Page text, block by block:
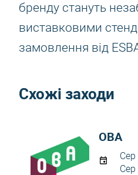
бренду стануть
виставковими
замовлення від
Схожі заходи
OBA
Сер
Сер